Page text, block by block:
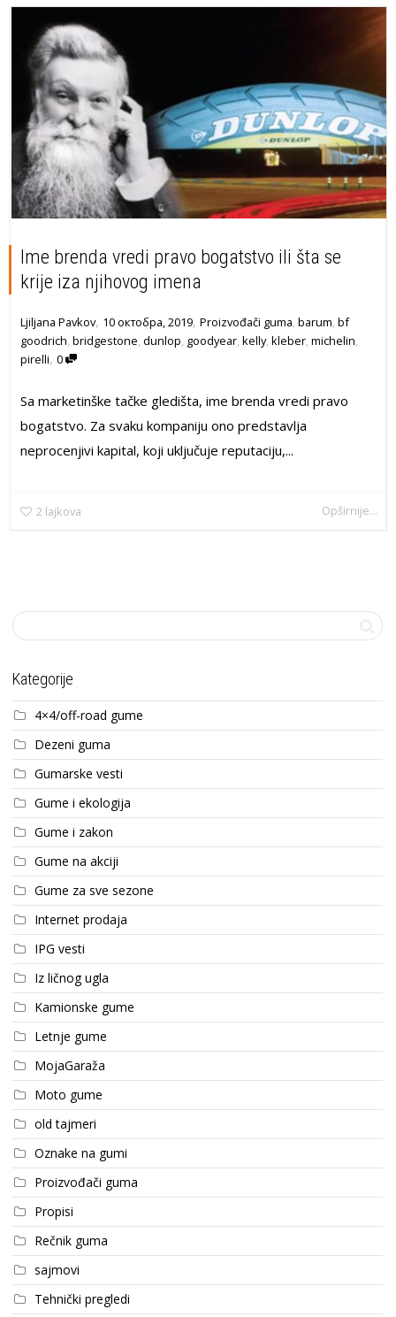
Ime brenda vredi pravo bogatstvo ili šta se
krije iza njihovog imena
Ljiljana Pavkov, 10 октобра, 2019, Proizvođači guma barum bf
goodrich, bridgestone, dunlop, goodyear, kelly, kleber, michelin,
pirelli, 0
Sa marketinške tačke gledišta, ime brenda vredi pravo
bogatstvo. Za svaku kompaniju ono predstavlja
neprocenjivi kapital, koji uključuje reputaciju,...
2 lajkova Opširnije...
Kategorije
4×4/off-road gume
Dezeni guma
Gumarske vesti
Gume i ekologija
Gume i zakon
Gume na akciji
Gume za sve sezone
Internet prodaja
IPG vesti
Iz ličnog ugla
Kamionske gume
Letnje gume
MojaGaraža
Moto gume
old tajmeri
Oznake na gumi
Proizvođači guma
Propisi
Rečnik guma
sajmovi
Tehnički pregledi